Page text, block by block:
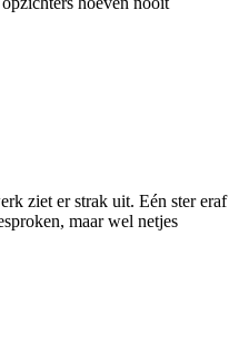
ziet er strak uit. Eén ster eraf
maar wel netjes